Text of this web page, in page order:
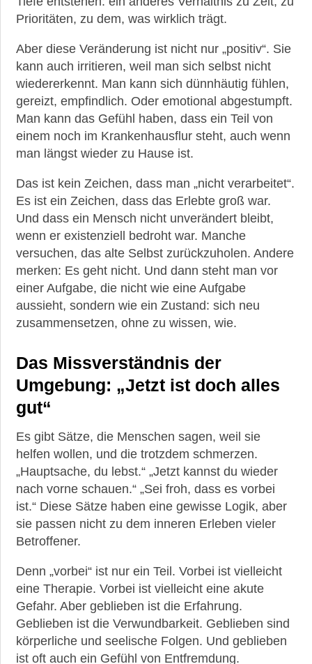
Prioritäten, zu dem, was wirklich trägt.
Aber diese Veränderung ist nicht nur „positiv“. Sie
kann auch irritieren, weil man sich selbst nicht
wiedererkennt. Man kann sich dünnhäutig fühlen,
gereizt, empfindlich. Oder emotional abgestumpft.
Man kann das Gefühl haben, dass ein Teil von
einem noch im Krankenhausflur steht, auch wenn
man längst wieder zu Hause ist.
Das ist kein Zeichen, dass man „nicht verarbeitet“.
Es ist ein Zeichen, dass das Erlebte groß war.
Und dass ein Mensch nicht unverändert bleibt,
wenn er existenziell bedroht war. Manche
versuchen, das alte Selbst zurückzuholen. Andere
merken: Es geht nicht. Und dann steht man vor
einer Aufgabe, die nicht wie eine Aufgabe
aussieht, sondern wie ein Zustand: sich neu
zusammensetzen, ohne zu wissen, wie.
Das Missverständnis der
Umgebung: „Jetzt ist doch alles
gut“
Es gibt Sätze, die Menschen sagen, weil sie
helfen wollen, und die trotzdem schmerzen.
„Hauptsache, du lebst.“ „Jetzt kannst du wieder
nach vorne schauen.“ „Sei froh, dass es vorbei
ist.“ Diese Sätze haben eine gewisse Logik, aber
sie passen nicht zu dem inneren Erleben vieler
Betroffener.
Denn „vorbei“ ist nur ein Teil. Vorbei ist vielleicht
eine Therapie. Vorbei ist vielleicht eine akute
Gefahr. Aber geblieben ist die Erfahrung.
Geblieben ist die Verwundbarkeit. Geblieben sind
körperliche und seelische Folgen. Und geblieben
ist oft auch ein Gefühl von Entfremdung.